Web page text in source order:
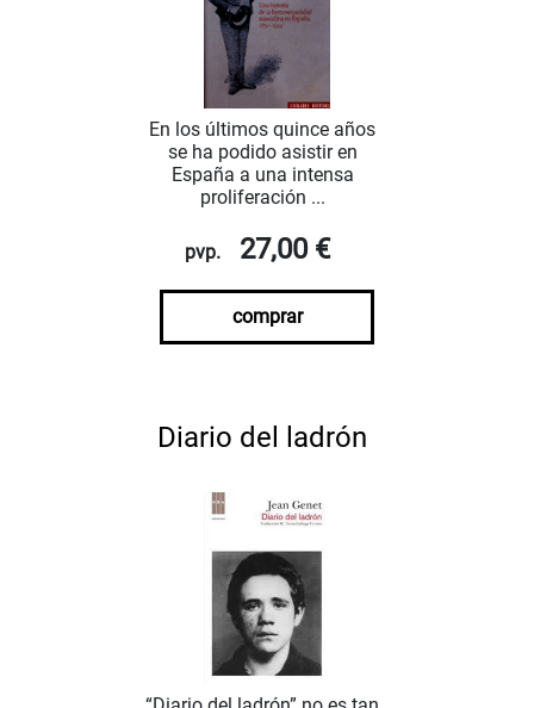
En los últimos quince años
se ha podido asistir en
España a una intensa
proliferación ...
pvp. 27,00 €
comprar
Diario del ladrón